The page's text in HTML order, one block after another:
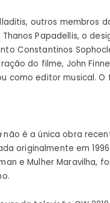
outros membros
Papadellis, o
Constantinos
do filme, John
como editor musical.
não é a única obra
originalmente em
e Mulher Maravilha,